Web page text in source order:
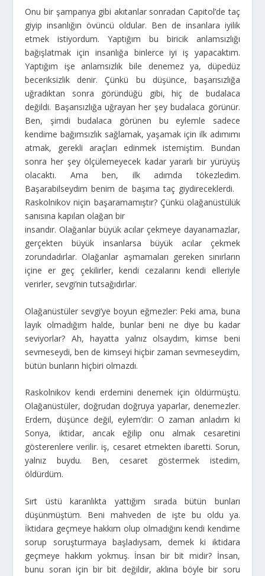
Onu bir şampanya gibi akıtanlar sonradan Capitol’de taç
giyip insanlığın övüncü oldular. Ben de insanlara iyilik
etmek istiyordum. Yaptığım bu biricik anlamsızlığı
bağışlatmak için insanlığa binlerce iyi iş yapacaktım.
Yaptığım işe anlamsızlık bile denemez ya, düpedüz
beceriksizlik denir. Çünkü bu düşünce, başarısızlığa
uğradıktan sonra göründüğü gibi, hiç de budalaca
değildi. Başarısızlığa uğrayan her şey budalaca görünür.
Ben, şimdi budalaca görünen bu eylemle sadece
kendime bağımsızlık sağlamak, yaşamak için ilk adımımı
atmak, gerekli araçları edinmek istemiştim. Bundan
sonra her şey ölçülemeyecek kadar yararlı bir yürüyüş
olacaktı. Ama ben, ilk adımda tökezledim.
Başarabilseydim benim de başıma taç giydireceklerdi.
Raskolnikov niçin başaramamıştır? Çünkü olağanüstülük
sanısına kapılan olağan bir
insandır. Olağanlar büyük acılar çekmeye dayanamazlar,
gerçekten büyük insanlarsa büyük acılar çekmek
zorundadırlar. Olağanlar aşmamaları gereken sınırların
içine er geç çekilirler, kendi cezalarını kendi elleriyle
verirler, sevgi’nin tutsağıdırlar.
Olağanüstüler sevgi’ye boyun eğmezler: Peki ama, buna
layık olmadığım halde, bunlar beni ne diye bu kadar
seviyorlar? Ah, hayatta yalnız olsaydım, kimse beni
sevmeseydi, ben de kimseyi hiçbir zaman sevmeseydim,
bütün bunların hiçbiri olmazdı.
Raskolnikov kendi erdemini denemek için öldürmüştü.
Olağanüstüler, doğrudan doğruya yaparlar, denemezler.
Erdem, düşünce değil, eylem’dir: O zaman anladım ki
Sonya, iktidar, ancak eğilip onu almak cesaretini
gösterenlere verilir. iş, cesaret etmekten ibaretti. Sorun,
yalnız buydu. Ben, cesaret göstermek istedim,
öldürdüm.
Sırt üstü karanlıkta yattığım sırada bütün bunları
düşünmüştüm. Beni mahveden de işte bu oldu ya.
İktidara geçmeye hakkım olup olmadığını kendi kendime
sorup soruşturmaya başladıysam, demek ki iktidara
geçmeye hakkım yokmuş. İnsan bir bit midir? İnsan,
bunu soran için bir bit değildir, aklına böyle bir soru